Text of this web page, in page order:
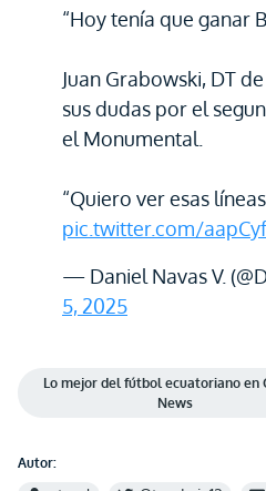
“Hoy tenía que ganar
Juan Grabowski, DT
sus dudas por el
el Monumental.
“Quiero ver esas
pic.twitter.com/
— Daniel Navas V.
5, 2025
Lo mejor del fútbol ecuatoriano en
News
Autor: